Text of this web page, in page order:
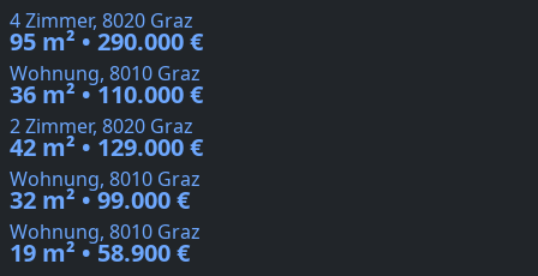
4 Zimmer, 8020 Graz
95 m² • 290.000 €
Wohnung, 8010 Graz
36 m² • 110.000 €
2 Zimmer, 8020 Graz
42 m² • 129.000 €
Wohnung, 8010 Graz
32 m² • 99.000 €
Wohnung, 8010 Graz
19 m² • 58.900 €